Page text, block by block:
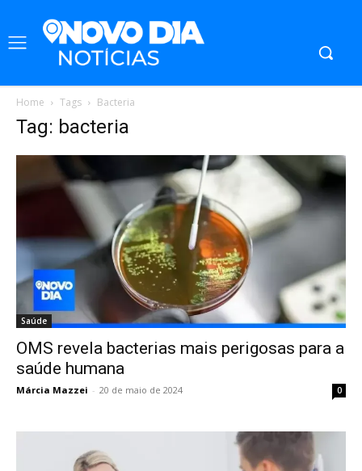
Home Tags Bacteria
Tag: bacteria
Saúde
OMS revela bacterias mais perigosas para a
saúde humana
Márcia Mazzei - 20 de maio de 2024 0